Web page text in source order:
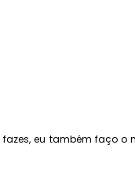
eu também faço o